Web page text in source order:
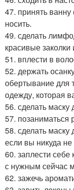
47. принять
носить.
49. сделать
красивые заколки
51. вплести в
52. держать
обертывание для
одежду, которая
56. сделать маску
57. позаниматься
58. сделать
если вы никуда не
60. заплести
с нужным сейчас
62. зажечь